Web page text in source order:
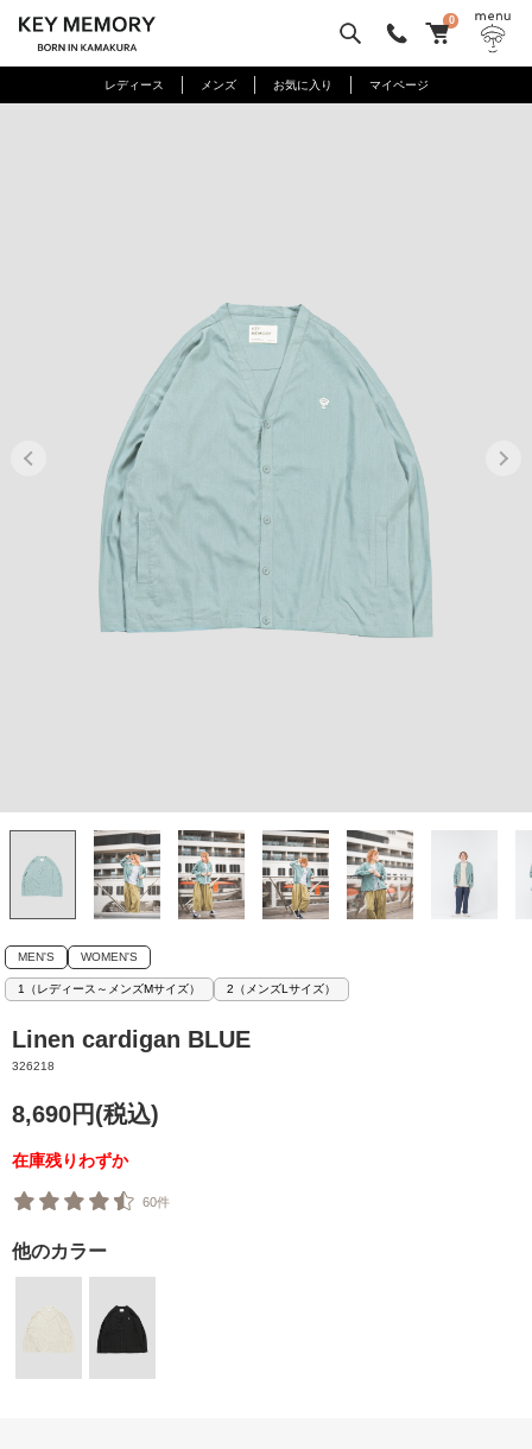
0
レディース メンズ お気に入り マイページ
MEN'S WOMEN'S
1（レディース～メンズMサイズ） 2（メンズLサイズ）
Linen cardigan BLUE
326218
8,690円(税込)
在庫残りわずか
60件
他のカラー